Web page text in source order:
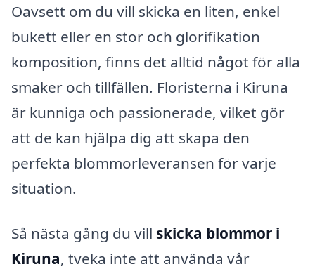
Oavsett om du vill skicka en liten, enkel
bukett eller en stor och glorifikation
komposition, finns det alltid något för alla
smaker och tillfällen. Floristerna i Kiruna
är kunniga och passionerade, vilket gör
att de kan hjälpa dig att skapa den
perfekta blommor­leveransen för varje
situation.
Så nästa gång du vill skicka blommor i
Kiruna, tveka inte att använda vår